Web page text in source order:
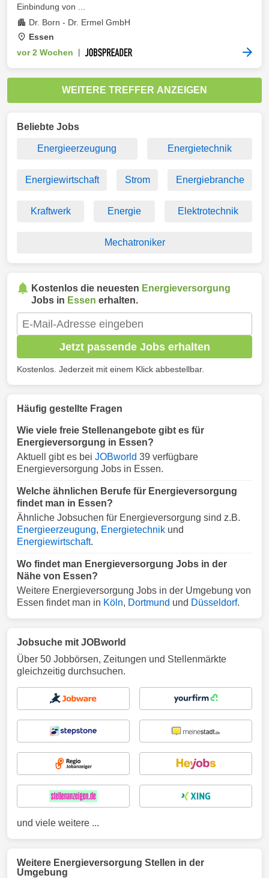
Einbindung von ...
Dr. Born - Dr. Ermel GmbH
Essen
vor 2 Wochen
WEITERE TREFFER ANZEIGEN
Beliebte Jobs
Energieerzeugung Energietechnik
Energiewirtschaft Strom Energiebranche
Kraftwerk Energie Elektrotechnik
Mechatroniker
Kostenlos die neuesten Energieversorgung
Jobs in Essen erhalten.
Jetzt passende Jobs erhalten
Kostenlos. Jederzeit mit einem Klick abbestellbar.
Häufig gestellte Fragen
Wie viele freie Stellenangebote gibt es für
Energieversorgung in Essen?
Aktuell gibt es bei JOBworld 39 verfügbare
Energieversorgung Jobs in Essen.
Welche ähnlichen Berufe für Energieversorgung
findet man in Essen?
Ähnliche Jobsuchen für Energieversorgung sind z.B.
Energieerzeugung, Energietechnik und
Energiewirtschaft.
Wo findet man Energieversorgung Jobs in der
Nähe von Essen?
Weitere Energieversorgung Jobs in der Umgebung von
Essen findet man in Köln, Dortmund und Düsseldorf.
Jobsuche mit JOBworld
Über 50 Jobbörsen, Zeitungen und Stellenmärkte
gleichzeitig durchsuchen.
und viele weitere ...
Weitere Energieversorgung Stellen in der
Umgebung